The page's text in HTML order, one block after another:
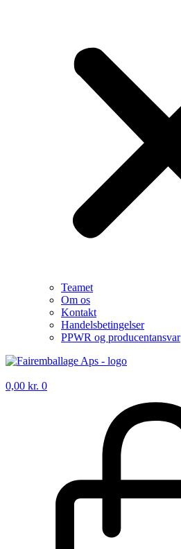
Teamet
Om os
Kontakt
Handelsbetingelser
PPWR og producentansvar
0,00 kr. 0